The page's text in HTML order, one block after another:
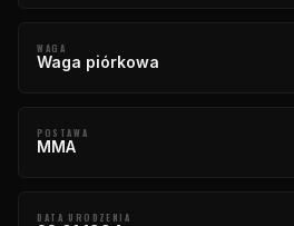
WAGA
Waga piórkowa
POSTAWA
MMA
DATA URODZENIA